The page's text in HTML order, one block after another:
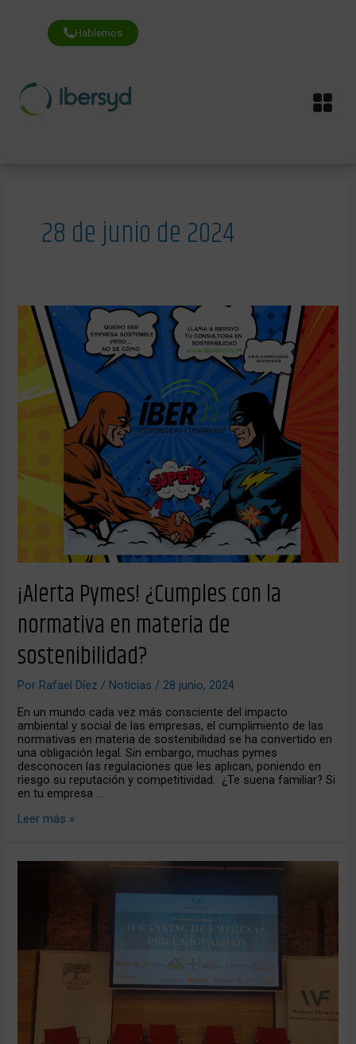
contenido
Hablemos
28 de junio de 2024
¡Alerta Pymes! ¿Cumples con la
normativa en materia de
sostenibilidad?
Por Rafael Díez/ Noticias / 28 junio, 2024
En un mundo cada vez más consciente del impacto
ambiental y social de las empresas, el cumplimiento de las
normativas en materia de sostenibilidad se ha convertido en
una obligación legal. Sin embargo, muchas pymes
desconocen las regulaciones que les aplican, poniendo en
riesgo su reputación y competitividad. ¿Te suena familiar? Si
en tu empresa …
¡Alerta
Pymes!
¿Cumples
normativa
en
materia
sostenibilidad?
Leer más »
el
Ranking
promovido